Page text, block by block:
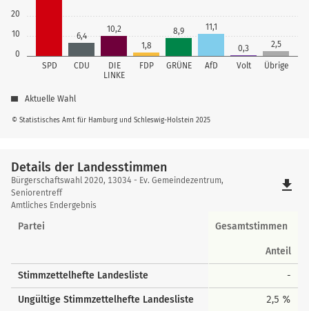
0
10
20
SPD CDU
DIE
LINKE
FDP GRÜNE AfD Volt Übrige
6,4
10,2
1,8
8,9 11,1
0,3 2,5
© Statistisches Amt für Hamburg und Schleswig-Holstein 2025
Aktuelle Wahl
Details der Landesstimmen
Details
der
Landesstimmen
Bürgerschaftswahl 2020, 13034 - Ev. Gemeindezentrum,
Seniorentreff
Amtliches Endergebnis
file_download
Partei Gesamtstimmen
Anteil
Stimmzettelhefte Landesliste -
Ungültige Stimmzettelhefte Landesliste 2,5 %